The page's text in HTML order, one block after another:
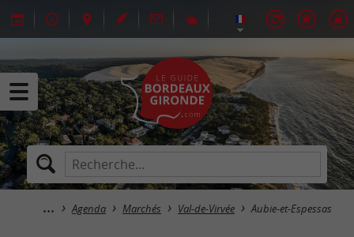
Agenda Marchés Val-de-Virvée Aubie-et-Espessas